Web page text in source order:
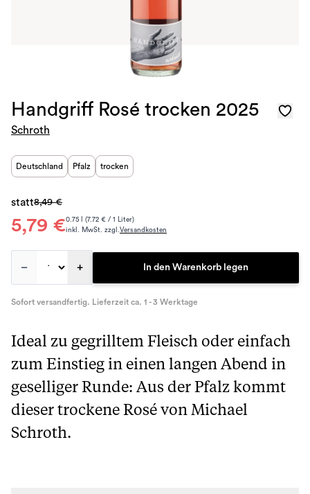
Handgriff Rosé trocken 2025
Schroth
Deutschland Pfalz trocken
5,79 €
statt8,49 €
0.75 l (7.72 € / 1 Liter)
inkl. MwSt. zzgl.Versandkosten
– + In den Warenkorb legen
Sofort versandfertig. Lieferzeit ca. 1 - 3 Werktage
Ideal zu gegrilltem Fleisch oder einfach
zum Einstieg in einen langen Abend in
geselliger Runde: Aus der Pfalz kommt
dieser trockene Rosé von Michael
Schroth.